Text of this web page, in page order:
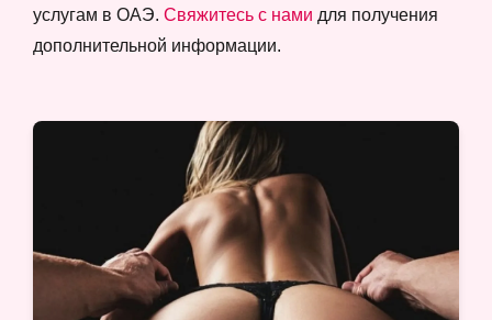
услугам в ОАЭ. Свяжитесь с нами для получения
дополнительной информации.